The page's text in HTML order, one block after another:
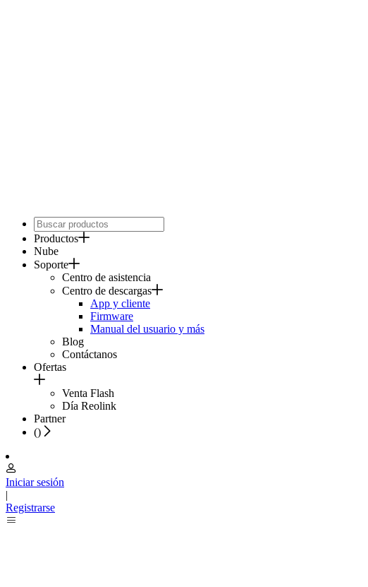
Productos
Nube
Soporte
Centro de asistencia
Centro de descargas
App y cliente
Firmware
Manual del usuario y más
Blog
Contáctanos
Ofertas
Venta Flash
Día Reolink
Partner
()
Iniciar sesión
|
Registrarse